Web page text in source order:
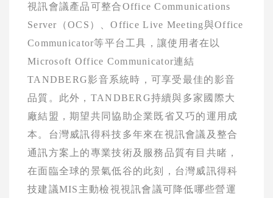
視訊會議產品可整合Office Communications
Server （OCS ）、Office Live Meeting與Office
Communicator等平台工具，讓使用者在以
Microsoft Office Communicator連結
TANDBERG影音系統時，可享受最佳的影音
品質。此外， TANDBERG持續與多家國際大
廠結盟，期望共同協助企業既省又巧的運用成
本。台灣威訊得科技多年來在視訊會議及整合
通訊方案上的專業技術及服務品質有目共睹，
在面臨全球的景氣低谷的此刻，台灣威訊得科
技建議MIS 主動檢視視訊會議可降低哪些營運